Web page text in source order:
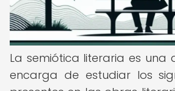
La semiótica literaria es una
encarga de estudiar los